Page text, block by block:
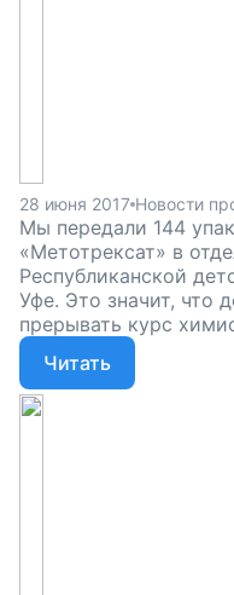
28 июня 2017 Новости
Мы передали 144
«Метотрексат» в
Республиканской
Уфе. Это значит, что
прерывать курс
лекарства
моментально
помощи, никому не
проект!
Читать